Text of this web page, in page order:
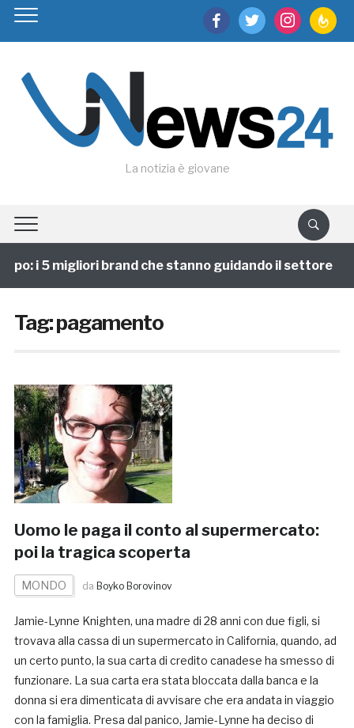
facebooktwitter instagram
La notizia è giovane
i 5 migliori brand che stanno guidando il settore
Tag:pagamento
Uomo le paga il conto al supermercato:
poi la tragica scoperta
MONDO da Boyko Borovinov
Jamie-Lynne Knighten, una madre di 28 anni con due figli, si
trovava alla cassa di un supermercato in California, quando, ad
un certo punto, la sua carta di credito canadese ha smesso di
funzionare. La sua carta era stata bloccata dalla banca e la
donna si era dimenticata di avvisare che era andata in viaggio
con la famiglia. Presa dal panico, Jamie-Lynne ha deciso di